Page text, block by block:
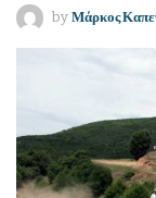
by Μάρκος